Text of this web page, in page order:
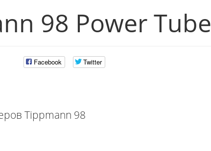
98 Power Tube
Facebook Twitter
Tippmann 98